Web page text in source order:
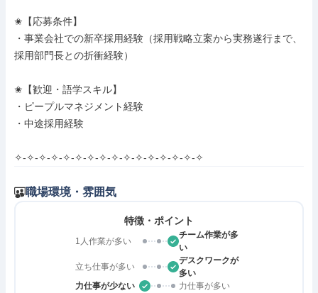
✬【応募条件】
・事業会社での新卒採用経験（採用戦略立案から実務遂行まで、
採用部門長との折衝経験）
✬【歓迎・語学スキル】
・ピープルマネジメント経験
・中途採用経験
✧-✧-✧-✧-✧-✧-✧-✧-✧-✧-✧-✧-✧-✧-✧-✧
職場環境・雰囲気
特徴・ポイント
1人作業が多い
チーム作業が多
い
立ち仕事が多い
デスクワークが
多い
力仕事が少ない
力仕事が多い